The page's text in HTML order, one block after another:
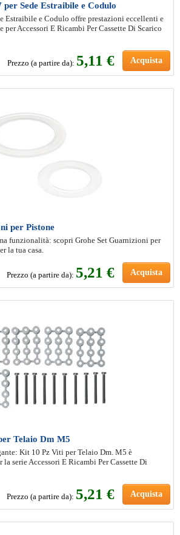
per Sede Estraibile e Codulo
Estraibile e Codulo offre prestazioni eccellenti e
per Accessori E Ricambi Per Cassette Di Scarico
Prezzo (a partire da): 5,11 € Acquista
per Pistone
funzionalità: scopri Grohe Set Guarnizioni per
la tua casa.
Prezzo (a partire da): 5,21 € Acquista
Telaio Dm M5
Kit 10 Pz Viti per Telaio Dm. M5 è
serie Accessori E Ricambi Per Cassette Di
Prezzo (a partire da): 5,21 € Acquista